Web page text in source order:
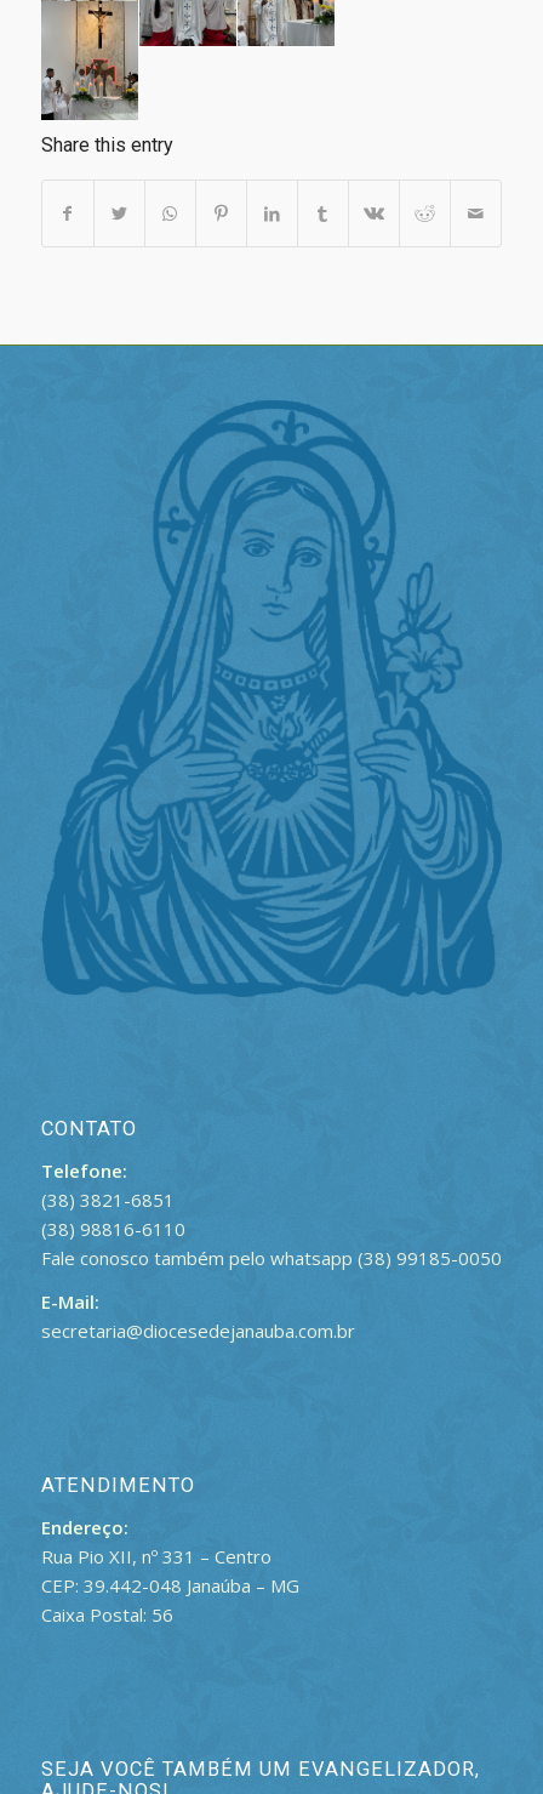
Share this entry
CONTATO
Telefone:
(38) 3821-6851
(38) 98816-6110
Fale conosco também pelo whatsapp (38) 99185-0050
E-Mail:
secretaria@diocesedejanauba.com.br
ATENDIMENTO
Endereço:
Rua Pio XII, nº 331 – Centro
CEP: 39.442-048 Janaúba – MG
Caixa Postal: 56
SEJA VOCÊ TAMBÉM UM EVANGELIZADOR,